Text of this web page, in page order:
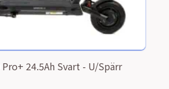
24.5Ah Svart - U/Spärr